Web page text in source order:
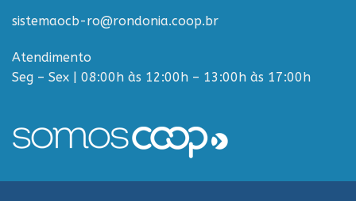
sistemaocb-ro@rondonia.coop.br
Atendimento
Seg – Sex | 08:00h às 12:00h – 13:00h às 17:00h